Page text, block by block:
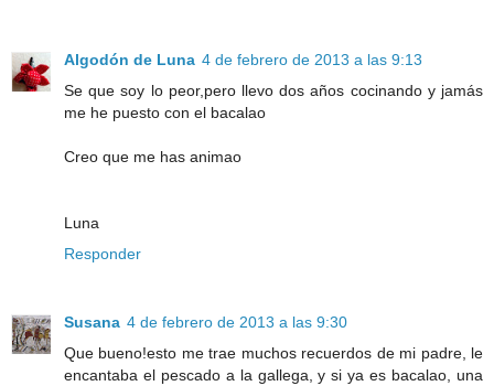
Algodón de Luna 4 de febrero de 2013 a las 9:13
Se que soy lo peor,pero llevo dos años cocinando y jamás
me he puesto con el bacalao
Creo que me has animao
Luna
Responder
Susana 4 de febrero de 2013 a las 9:30
Que bueno!esto me trae muchos recuerdos de mi padre, le
encantaba el pescado a la gallega, y si ya es bacalao, una